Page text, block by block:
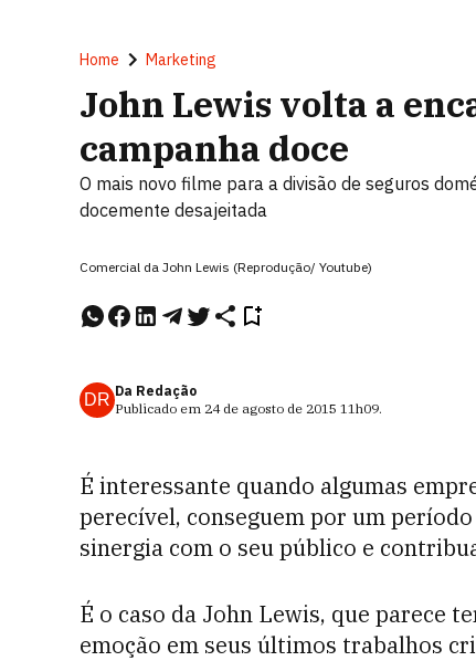
Home Marketing
John Lewis volta a
campanha doce
O mais novo filme para a divisão de seguros
docemente desajeitada
Comercial da John Lewis (Reprodução/ Youtube)
DR Da Redação
Publicado em 24 de agosto de 2015 11h09.
É interessante quando algumas
perecível, conseguem por um
sinergia com o seu público e
É o caso da John Lewis, que parece
emoção em seus últimos trabalhos